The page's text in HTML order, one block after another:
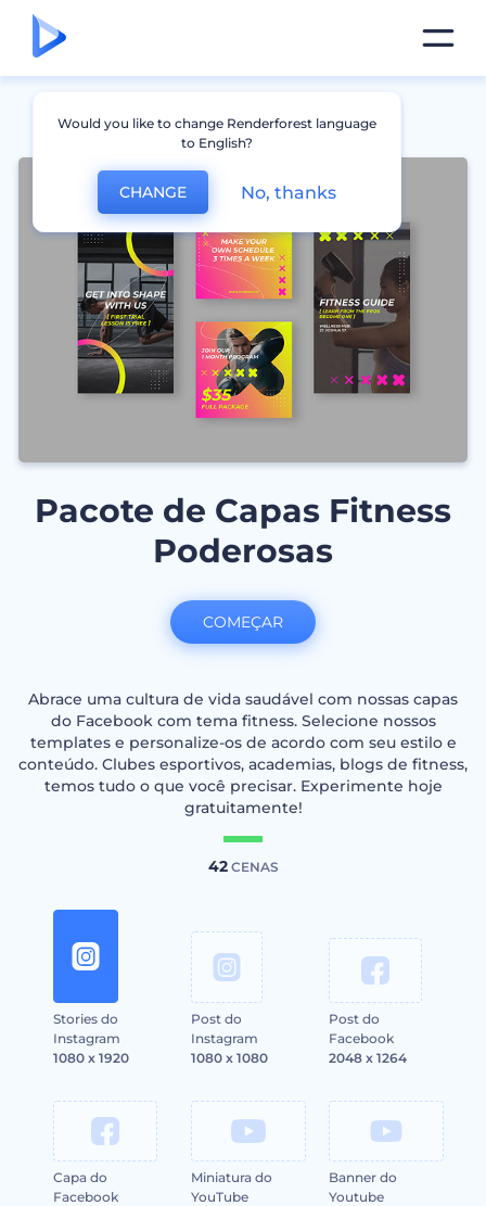
Pacote de Capas Fitness
Poderosas
Abrace uma cultura de vida saudável com nossas capas
do Facebook com tema fitness. Selecione nossos
templates e personalize-os de acordo com seu estilo e
conteúdo. Clubes esportivos, academias, blogs de fitness,
temos tudo o que você precisar. Experimente hoje
gratuitamente!
42CENAS
Stories do
Instagram
1080 x 1920
Post do
Instagram
1080 x 1080
Post do
Facebook
2048 x 1264
Capa do
Facebook
Miniatura do
YouTube
Banner do
Youtube
COMEÇAR
Would you like to change Renderforest language
to English?
CHANGE No, thanks